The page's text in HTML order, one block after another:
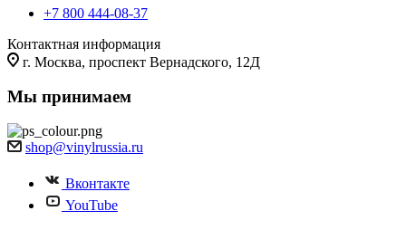
+7 800 444-08-37
Контактная информация
г. Москва, проспект Вернадского, 12Д
Мы принимаем
shop@vinylrussia.ru
Вконтакте
YouTube